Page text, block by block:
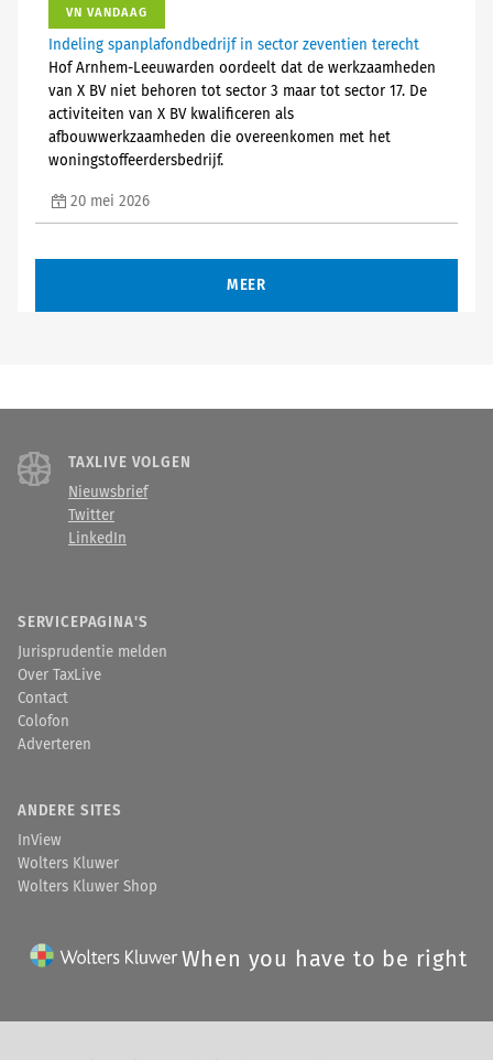
VN VANDAAG
Indeling spanplafondbedrijf in sector zeventien terecht
Hof Arnhem-Leeuwarden oordeelt dat de werkzaamheden
van X BV niet behoren tot sector 3 maar tot sector 17. De
activiteiten van X BV kwalificeren als
afbouwwerkzaamheden die overeenkomen met het
woningstoffeerdersbedrijf.
20 mei 2026
MEER
TAXLIVE VOLGEN
Nieuwsbrief
Twitter
LinkedIn
SERVICEPAGINA'S
Jurisprudentie melden
Over TaxLive
Contact
Colofon
Adverteren
ANDERE SITES
InView
Wolters Kluwer
Wolters Kluwer Shop
When you have to be right